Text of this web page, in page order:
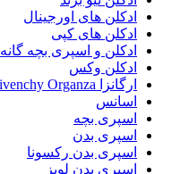
ادکلن های اورجینال
ادکلن های کپی
ادکلن و اسپری بچه گانه
ادکلن وکس
ارگانزا Givenchy Organza
اسانس
اسپری بچه
اسپری بدن
اسپری بدن رکسونا
اسپری بدن لویز